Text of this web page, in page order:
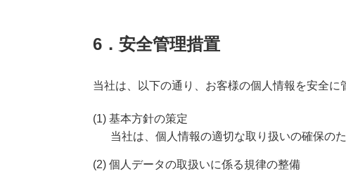
6．安全管理措置
当社は、以下の通り、お客様の個人情報を安全に
(1) 基本方針の策定
当社は、個人情報の適切な取り扱いの確保の
(2) 個人データの取扱いに係る規律の整備